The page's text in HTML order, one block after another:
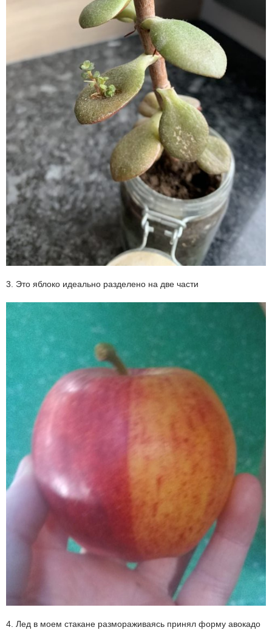
3. Это яблоко идеально разделено на две части
4. Лед в моем стакане размораживаясь принял форму авокадо